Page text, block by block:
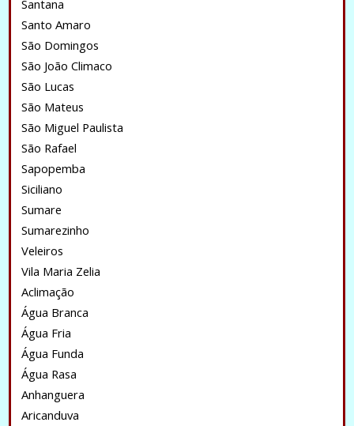
Santana
Santo Amaro
São Domingos
São João Climaco
São Lucas
São Mateus
São Miguel Paulista
São Rafael
Sapopemba
Siciliano
Sumare
Sumarezinho
Veleiros
Vila Maria Zelia
Aclimação
Água Branca
Água Fria
Água Funda
Água Rasa
Anhanguera
Aricanduva